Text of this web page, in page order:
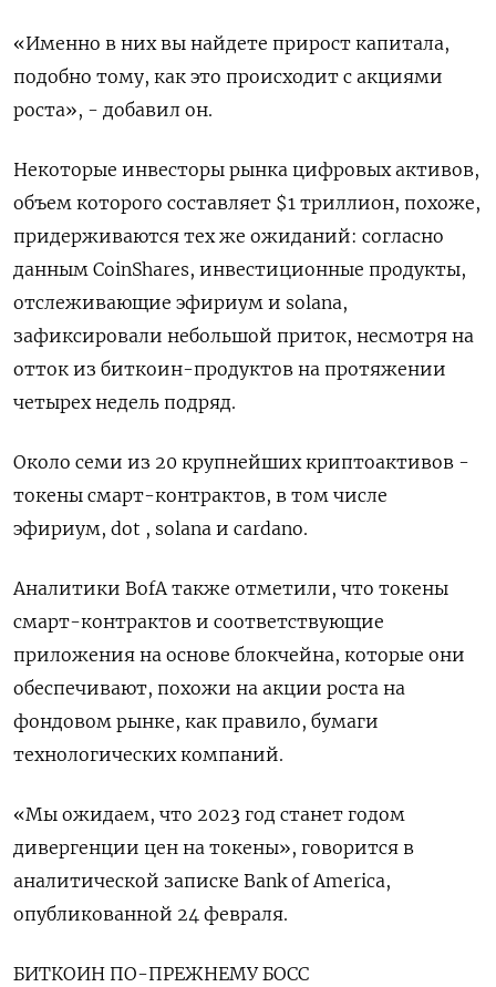
«Именно в них вы найдете прирост капитала,
подобно тому, как это происходит с акциями
роста», - добавил он.
Некоторые инвесторы рынка цифровых активов,
объем которого составляет $1 триллион, похоже,
придерживаются тех же ожиданий: согласно
данным CoinShares, инвестиционные продукты,
отслеживающие эфириум и solana,
зафиксировали небольшой приток, несмотря на
отток из биткоин-продуктов на протяжении
четырех недель подряд.
Около семи из 20 крупнейших криптоактивов -
токены смарт-контрактов, в том числе
эфириум, dot , solana и cardano.
Аналитики BofA также отметили, что токены
смарт-контрактов и соответствующие
приложения на основе блокчейна, которые они
обеспечивают, похожи на акции роста на
фондовом рынке, как правило, бумаги
технологических компаний.
«Мы ожидаем, что 2023 год станет годом
дивергенции цен на токены», говорится в
аналитической записке Bank of America,
опубликованной 24 февраля.
БИТКОИН ПО-ПРЕЖНЕМУ БОСС